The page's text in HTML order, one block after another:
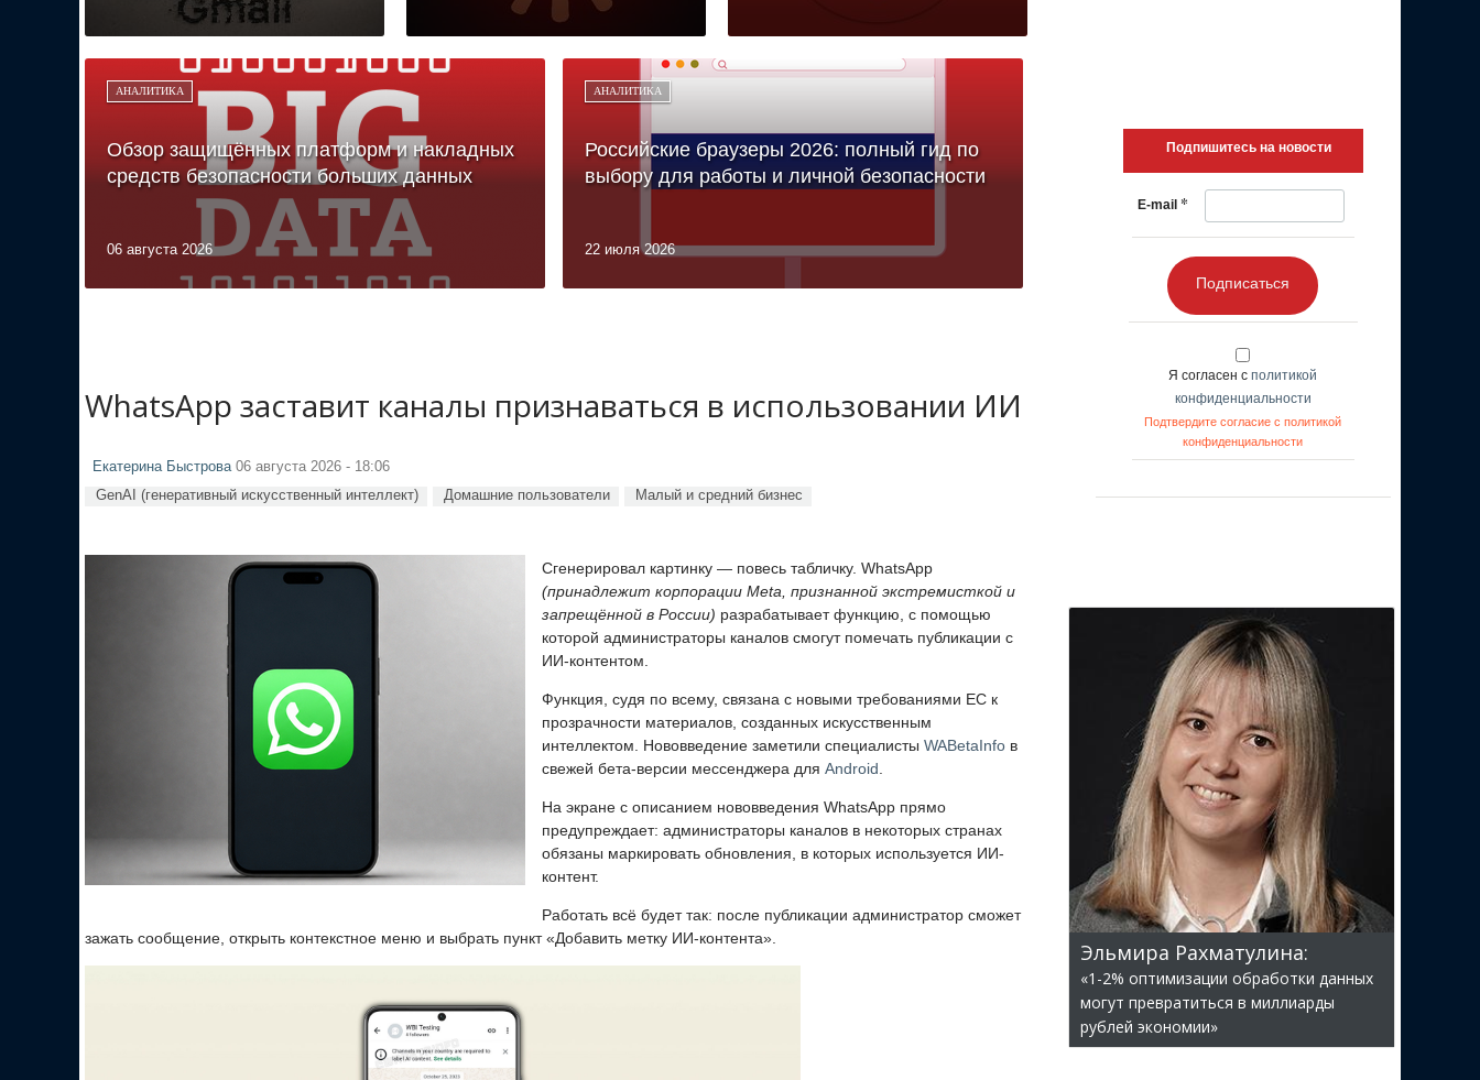
АНАЛИТИКА
Обзор защищённых платформ и накладных
средств безопасности больших данных
06 августа 2026
АНАЛИТИКА
Российские браузеры 2026: полный гид по
выбору для работы и личной безопасности
22 июля 2026
WhatsApp заставит каналы признаваться в использовании ИИ
Екатерина Быстрова 06 августа 2026 - 18:06
GenAI (генеративный искусственный интеллект) Домашние пользователи Малый и средний бизнес
Сгенерировал картинку — повесь табличку. WhatsApp
(принадлежит корпорации Meta, признанной экстремисткой и
запрещённой в России) разрабатывает функцию, с помощью
которой администраторы каналов смогут помечать публикации с
ИИ-контентом.
Функция, судя по всему, связана с новыми требованиями ЕС к
прозрачности материалов, созданных искусственным
интеллектом. Нововведение заметили специалисты WABetaInfo в
свежей бета-версии мессенджера для Android
На экране с описанием нововведения WhatsApp прямо
предупреждает: администраторы каналов в некоторых странах
обязаны маркировать обновления, в которых используется ИИ-
контент.
Работать всё будет так: после публикации администратор сможет
зажать сообщение, открыть контекстное меню и выбрать пункт «Добавить метку ИИ-контента».
Подпишитесь на новости
E-mail *
Подписаться
Я согласен с политикой
конфиденциальности
Подтвердите согласие с политикой
конфиденциальности
Эльмира Рахматулина:
«1-2% оптимизации обработки данных
могут превратиться в миллиарды
рублей экономии»